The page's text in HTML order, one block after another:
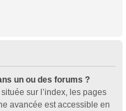
un ou des forums ?
sur l’index, les pages
avancée est accessible en